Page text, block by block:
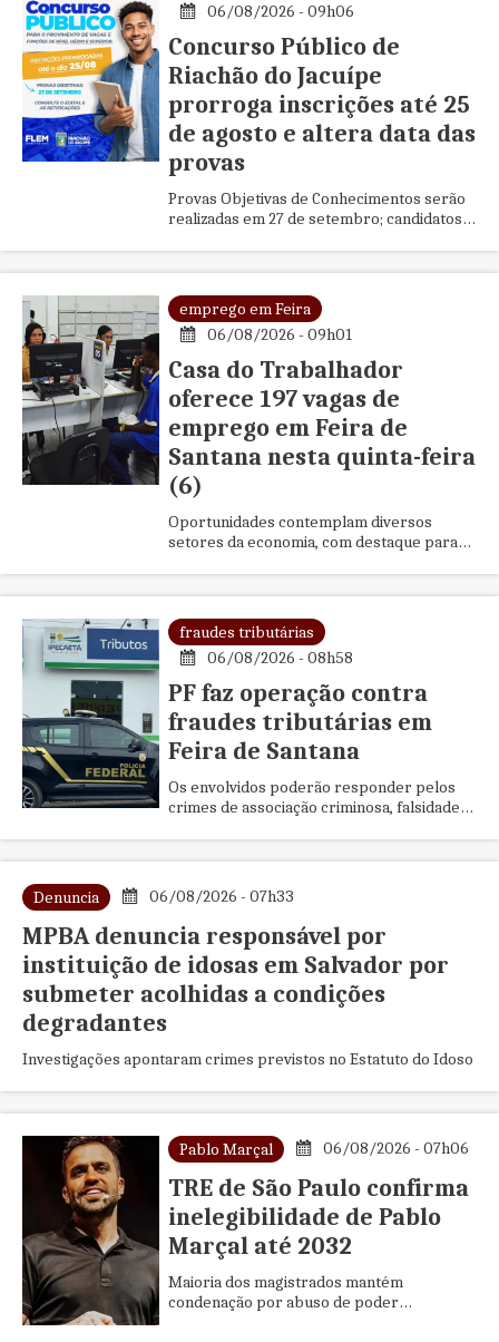
06/08/2026 - 09h06
Concurso Público de
Riachão do Jacuípe
prorroga inscrições até 25
de agosto e altera data das
provas
Provas Objetivas de Conhecimentos serão
realizadas em 27 de setembro; candidatos
emprego em Feira
06/08/2026 - 09h01
Casa do Trabalhador
oferece 197 vagas de
emprego em Feira de
Santana nesta quinta-feira
(6)
Oportunidades contemplam diversos
setores da economia, com destaque para
fraudes tributárias
06/08/2026 - 08h58
PF faz operação contra
fraudes tributárias em
Feira de Santana
Os envolvidos poderão responder pelos
crimes de associação criminosa, falsidade
Denuncia 06/08/2026 - 07h33
MPBA denuncia responsável por
instituição de idosas em Salvador por
submeter acolhidas a condições
degradantes
Investigações apontaram crimes previstos no Estatuto do Idoso
Pablo Marçal 06/08/2026 - 07h06
TRE de São Paulo confirma
inelegibilidade de Pablo
Marçal até 2032
Maioria dos magistrados mantém
condenação por abuso de poder